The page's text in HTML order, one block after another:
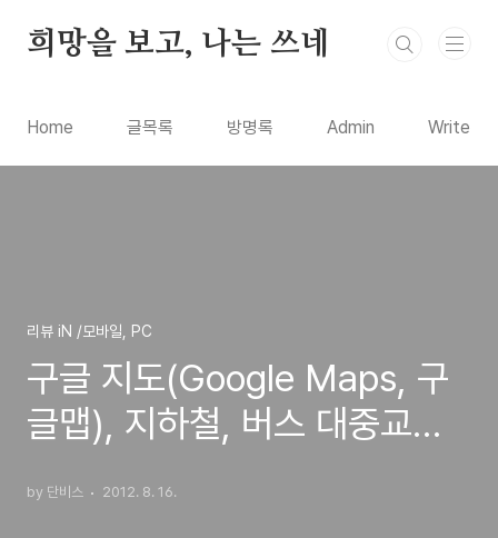
희망을 보고, 나는 쓰네
Home 글목록 방명록 Admin Write
리뷰 iN /모바일, PC
구글 지도(Google Maps, 구
글맵), 지하철, 버스 대중교통
드로이드용, PC컴퓨터는 미지
by 단비스 2012. 8. 16.